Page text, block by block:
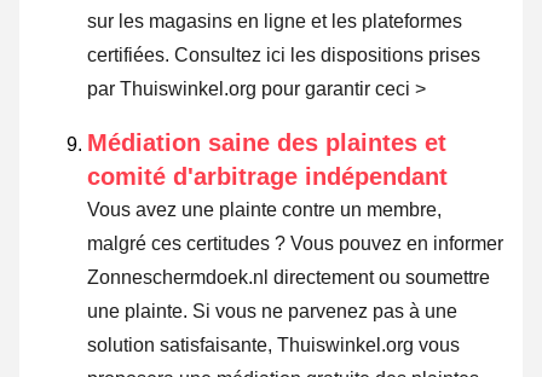
sur les magasins en ligne et les plateformes
certifiées. Consultez ici les dispositions prises
par Thuiswinkel.org pour garantir ceci >
Médiation saine des plaintes et
comité d'arbitrage indépendant
Vous avez une plainte contre un membre,
malgré ces certitudes ? Vous pouvez en informer
Zonneschermdoek.nl directement ou soumettre
une plainte. Si vous ne parvenez pas à une
solution satisfaisante, Thuiswinkel.org vous